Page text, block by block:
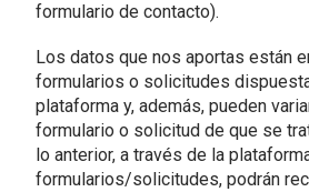
formulario de contacto).
Los datos que nos aportas están
formularios o solicitudes
plataforma y, además, pueden
formulario o solicitud de que se
lo anterior, a través de la
formularios/solicitudes, podrán